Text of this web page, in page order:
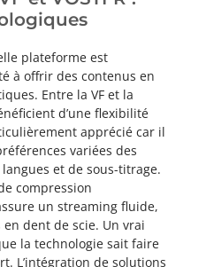
plateforme est
à offrir des contenus en
Entre la VF et la
d’une flexibilité
apprécié car il
variées des
et de sous-titrage.
compression
un streaming fluide,
dent de scie. Un vrai
la technologie sait faire
L’intégration de solutions